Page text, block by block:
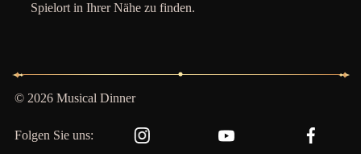
Spielort in Ihrer Nähe zu finden.
© 2026 Musical Dinner
Folgen Sie uns: